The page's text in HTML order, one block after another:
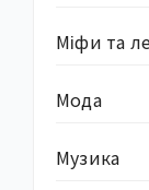
Міфи та
Мода
Музика